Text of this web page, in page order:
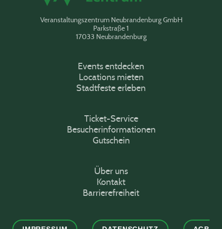
Veranstaltungszentrum Neubrandenburg GmbH
Parkstraße 1
17033 Neubrandenburg
Events entdecken
Locations mieten
Stadtfeste erleben
Ticket-Service
Besucherinformationen
Gutschein
Über uns
Kontakt
Barrierefreiheit